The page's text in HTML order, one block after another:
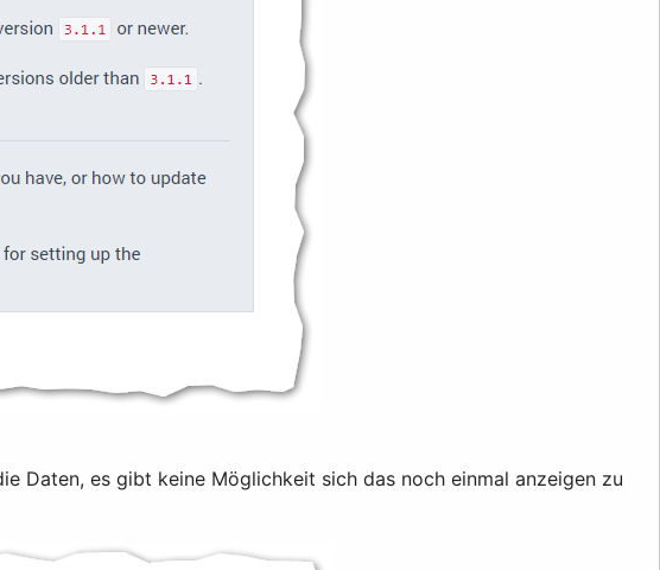
Daten, es gibt keine Möglichkeit sich das noch einmal anzeigen zu